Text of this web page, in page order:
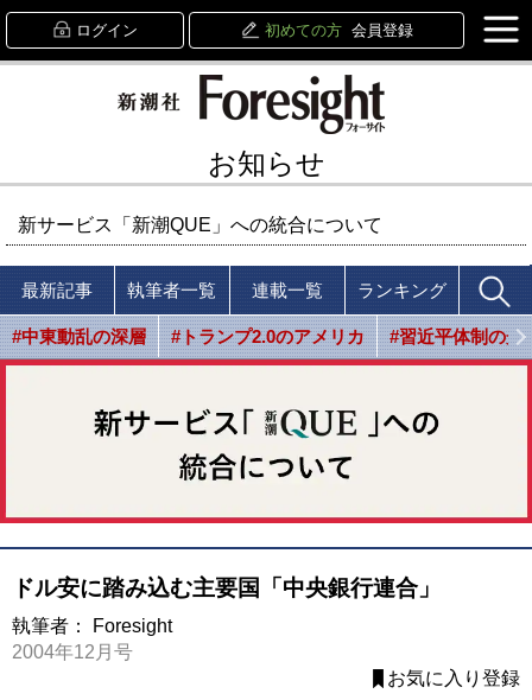
ログイン 初めての方 会員登録
お知らせ
新サービス「新潮QUE」への統合について
最新記事 執筆者一覧 連載一覧 ランキング
#中東動乱の深層 #トランプ2.0のアメリカ #習近平体制の光
ドル安に踏み込む主要国「中央銀行連合」
執筆者：
Foresight
2004年12月号
お気に入り登録